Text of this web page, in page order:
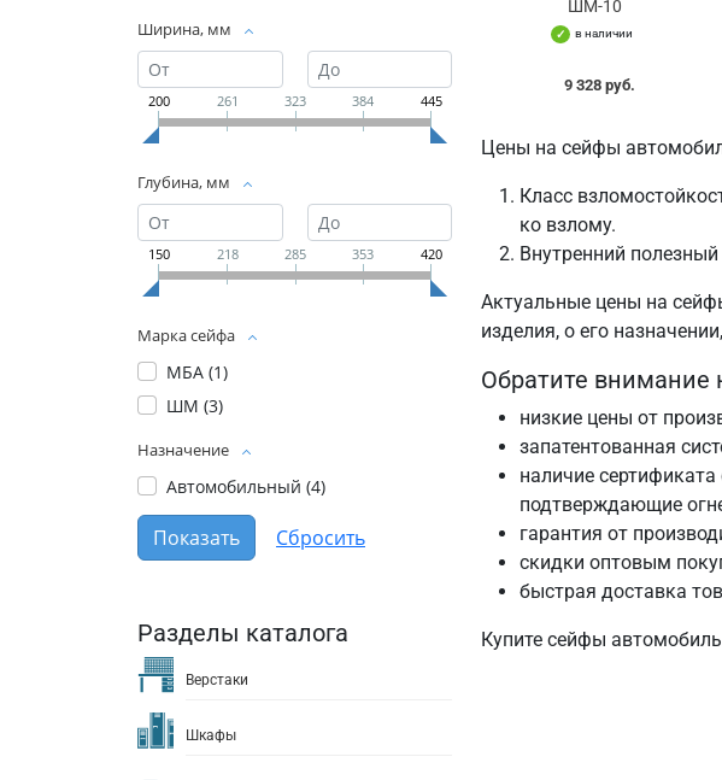
Ширина, мм
200 261 323 384 445
Глубина, мм
150 218 285 353 420
Марка сейфа
МБА (1)
ШМ (3)
Назначение
Автомобильный (4)
Разделы каталога
Верстаки
Шкафы
ШМ-10
в наличии
9 328 руб.
Цены на сейфы
Класс
ко взлому.
Внутренний
Актуальные цены на
изделия, о его
Обратите
низкие цены от
запатентованная
наличие
подтверждающие
гарантия от
скидки оптовым
быстрая доставка
Купите сейфы